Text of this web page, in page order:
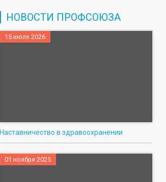
НОВОСТИ ПРОФСОЮЗА
15 июля 2026
Наставничество в здравоохранении
01 ноября 2025